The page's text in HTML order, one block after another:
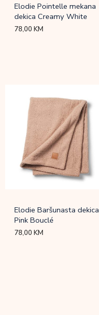
Elodie Pointelle mekana
dekica Creamy White
78,00KM
Elodie Baršunasta dekica
Pink Bouclé
78,00KM